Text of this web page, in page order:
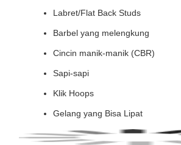
Labret/Flat Back Studs
Barbel yang melengkung
Cincin manik-manik (CBR)
Sapi-sapi
Klik Hoops
Gelang yang Bisa Lipat